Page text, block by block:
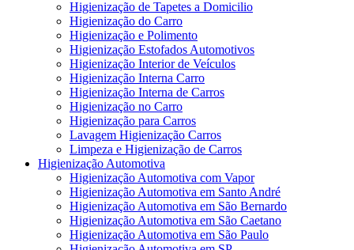
Higienização de Tapetes a Domicilio
Higienização do Carro
Higienização e Polimento
Higienização Estofados Automotivos
Higienização Interior de Veículos
Higienização Interna Carro
Higienização Interna de Carros
Higienização no Carro
Higienização para Carros
Lavagem Higienização Carros
Limpeza e Higienização de Carros
Higienização Automotiva
Higienização Automotiva com Vapor
Higienização Automotiva em Santo André
Higienização Automotiva em São Bernardo
Higienização Automotiva em São Caetano
Higienização Automotiva em São Paulo